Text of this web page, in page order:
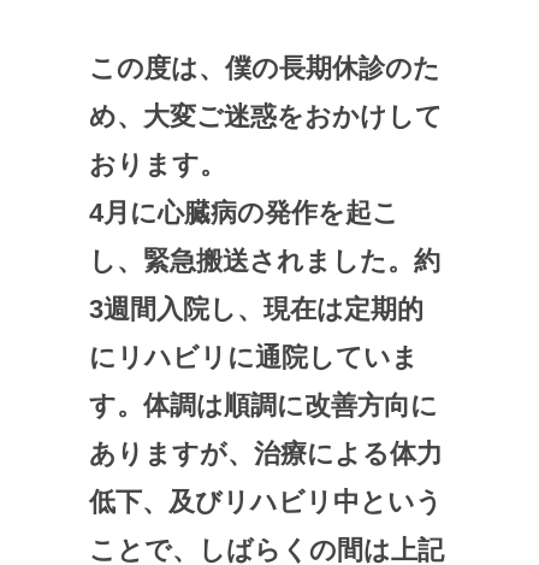
この度は、僕の長期休診のた
め、大変ご迷惑をおかけして
おります。
4月に心臓病の発作を起こ
し、緊急搬送されました。約
3週間入院し、現在は定期的
にリハビリに通院していま
す。体調は順調に改善方向に
ありますが、治療による体力
低下、及びリハビリ中という
ことで、しばらくの間は上記